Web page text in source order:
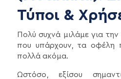
Τύποι &
Πολύ συχνά μιλάμε για
που υπάρχουν, τα οφέλη
πολλά ακόμα.
Ωστόσο, εξίσου